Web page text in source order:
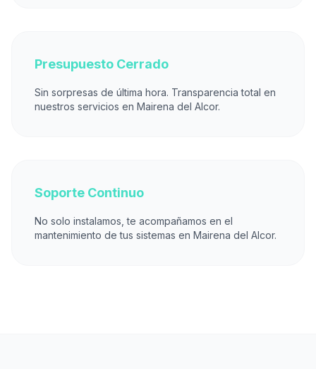
Presupuesto Cerrado
Sin sorpresas de última hora. Transparencia total en
nuestros servicios en Mairena del Alcor.
Soporte Continuo
No solo instalamos, te acompañamos en el
mantenimiento de tus sistemas en Mairena del Alcor.